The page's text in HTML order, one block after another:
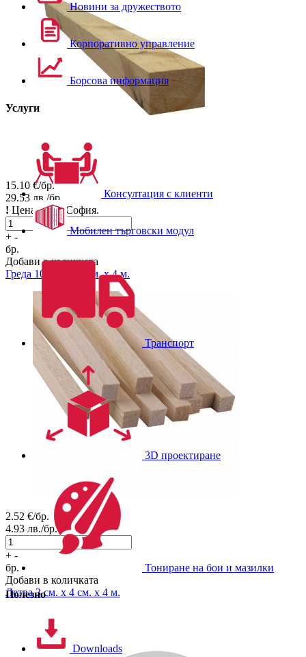
15.10 €/бр.
29.53 лв./бр.
! Цена за гр. София.
+ -
бр.
Добави в количката
Греда 10 см. x 10 см. x 4 м.
2.52 €/бр.
4.93 лв./бр.
+ -
бр.
Добави в количката
Летва 3 см. x 4 см. x 4 м.
Новини за дружеството
Корпоративно управление
Борсова информация
Услуги
Консултация с клиенти
Мобилен търговски модул
Транспорт
3D проектиране
Тониране на бои и мазилки
Полезно
Downloads